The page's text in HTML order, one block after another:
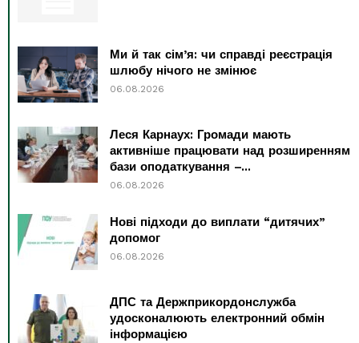
Ми й так сім’я: чи справді реєстрація
шлюбу нічого не змінює
06.08.2026
Леся Карнаух: Громади мають
активніше працювати над розширенням
бази оподаткування –...
06.08.2026
Нові підходи до виплати “дитячих”
допомог
06.08.2026
ДПС та Держприкордонслужба
удосконалюють електронний обмін
інформацією